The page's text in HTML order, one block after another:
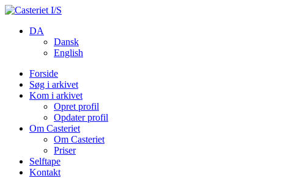
DA
Dansk
English
Forside
Søg i arkivet
Kom i arkivet
Opret profil
Opdater profil
Om Casteriet
Om Casteriet
Priser
Selftape
Kontakt